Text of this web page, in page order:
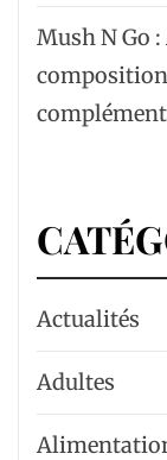
Mush N Go
Actualités
Adultes